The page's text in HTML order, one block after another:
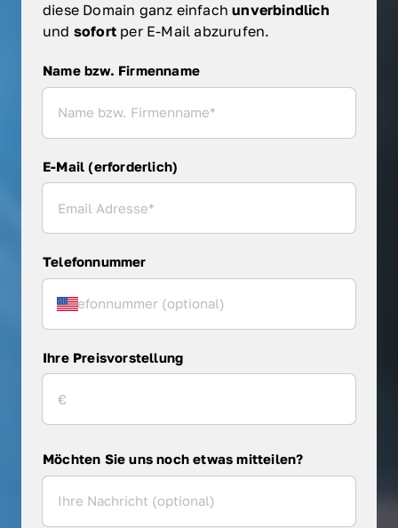
diese Domain ganz einfach
und sofort per E-Mail abzurufen.
Name bzw. Firmenname
Name bzw. Firmenname
E-Mail (erforderlich)
Telefonnummer
Ihre Preisvorstellung
Möchten Sie uns noch etwas mitteilen?